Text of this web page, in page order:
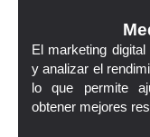
El marketing
y analizar el
lo que permite
obtener mejores